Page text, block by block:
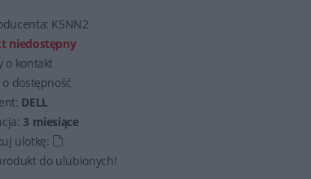
K5NN2
niedostępny
o kontakt
dostępność
DELL
3 miesiące
ulotkę:
do ulubionych!